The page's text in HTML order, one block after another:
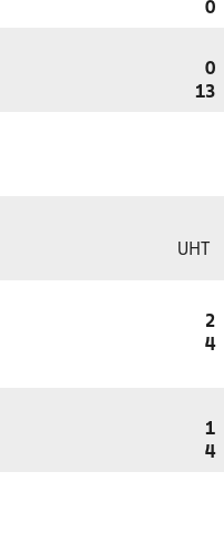
0
0
13
UHT
2
4
1
4